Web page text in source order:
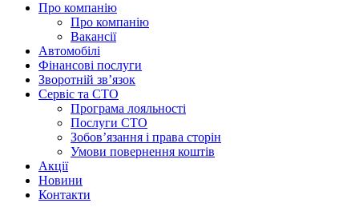
Про компанію
Про компанію
Вакансії
Автомобілі
Фінансові послуги
Зворотній зв’язок
Cервіс та СТО
Програма лояльності
Послуги СТО
Зобов’язання і права сторін
Умови повернення коштів
Акції
Новини
Контакти